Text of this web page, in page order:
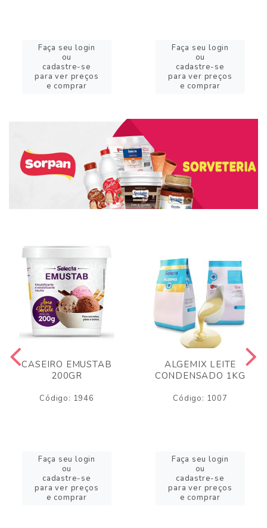
Faça seu login
ou
cadastre-se
para ver preços
e comprar
Faça seu login
ou
cadastre-se
para ver preços
e comprar
CASEIRO EMUSTAB
200GR
Código: 1946
Faça seu login
ou
cadastre-se
para ver preços
e comprar
ALGEMIX LEITE
CONDENSADO 1KG
Código: 1007
Faça seu login
ou
cadastre-se
para ver preços
e comprar